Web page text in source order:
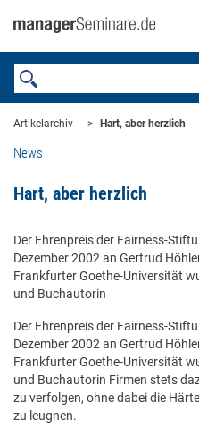
Artikelarchiv Hart, aber herzlich
News
Hart, aber herzlich
Der Ehrenpreis der Fairness-
Dezember 2002 an Gertrud
Frankfurter Goethe-Universität
und Buchautorin
Der Ehrenpreis der Fairness-
Dezember 2002 an Gertrud
Frankfurter Goethe-Universität
und Buchautorin Firmen stets
zu verfolgen, ohne dabei die
zu leugnen.